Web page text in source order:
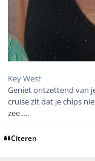
Key West
Geniet ontzettend van
cruise zit dat je chips
zee.....
Citeren